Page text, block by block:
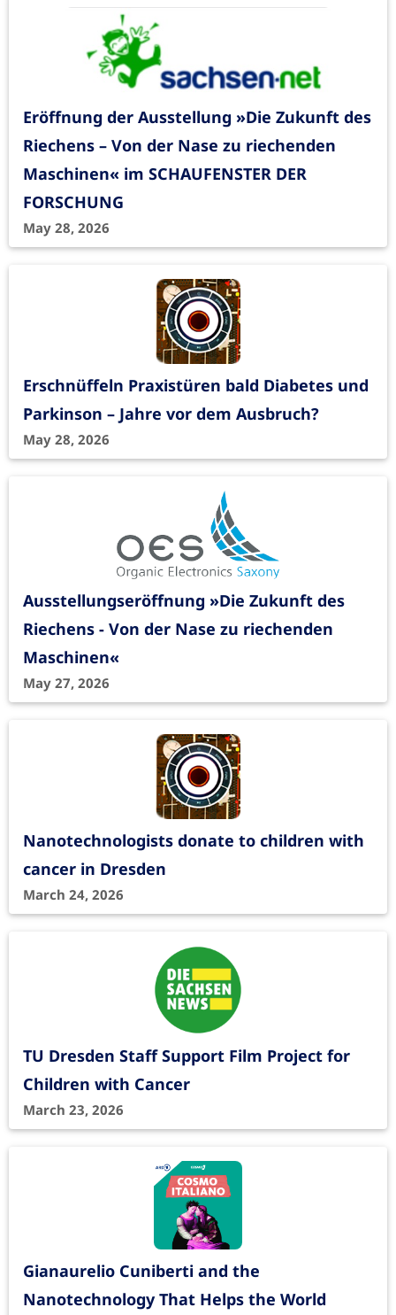
Eröffnung der Ausstellung »Die Zukunft des
Riechens – Von der Nase zu riechenden
Maschinen« im SCHAUFENSTER DER
FORSCHUNG
May 28, 2026
Erschnüffeln Praxistüren bald Diabetes und
Parkinson – Jahre vor dem Ausbruch?
May 28, 2026
Ausstellungseröffnung »Die Zukunft des
Riechens - Von der Nase zu riechenden
Maschinen«
May 27, 2026
Nanotechnologists donate to children with
cancer in Dresden
March 24, 2026
TU Dresden Staff Support Film Project for
Children with Cancer
March 23, 2026
Gianaurelio Cuniberti and the
Nanotechnology That Helps the World